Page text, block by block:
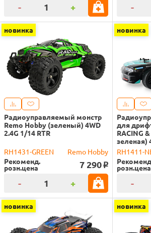
- + -
новинка
Радиоуправляемый монстр
Remo Hobby (зеленый) 4WD
2.4G 1/14 RTR
RH1431-GREEN
Remo Hobby
Рекоменд.
розн.цена 7 290 o
- +
новинка
для
RACING
зеленая)
RH1411-
розн.цена
-
новинка новинка